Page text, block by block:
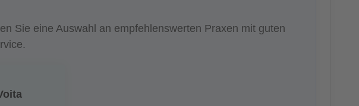
Sie eine Auswahl an empfehlenswerten Praxen mit guten